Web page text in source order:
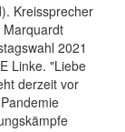
Kreissprecher
Marquardt
2021
Linke. "Liebe
derzeit vor